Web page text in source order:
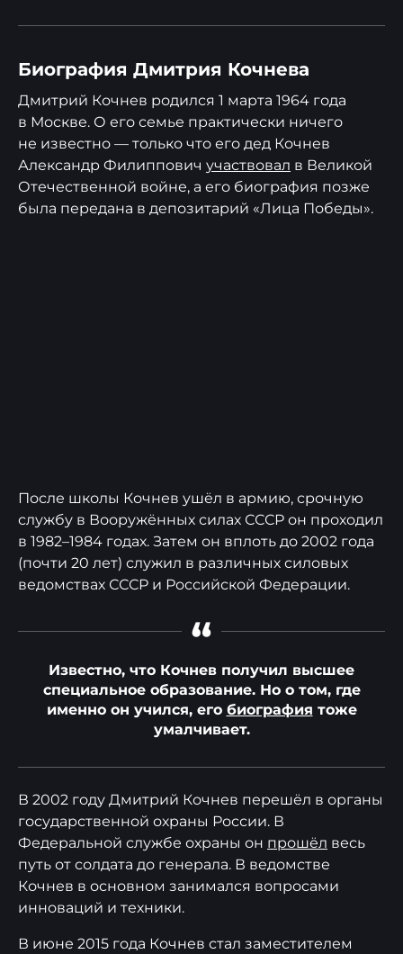
Биография Дмитрия Кочнева
Дмитрий Кочнев родился 1 марта 1964 года
в Москве. О его семье практически ничего
не известно — только что его дед Кочнев
Александр Филиппович участвовал в Великой
Отечественной войне, а его биография позже
была передана в депозитарий «Лица Победы».
После школы Кочнев ушёл в армию, срочную
службу в Вооружённых силах СССР он проходил
в 1982–1984 годах. Затем он вплоть до 2002 года
(почти 20 лет) служил в различных силовых
ведомствах СССР и Российской Федерации.
“
Известно, что Кочнев получил высшее
специальное образование. Но о том, где
именно он учился, его биография тоже
умалчивает.
В 2002 году Дмитрий Кочнев перешёл в органы
государственной охраны России. В
Федеральной службе охраны он прошёл весь
путь от солдата до генерала. В ведомстве
Кочнев в основном занимался вопросами
инноваций и техники.
В июне 2015 года Кочнев стал заместителем